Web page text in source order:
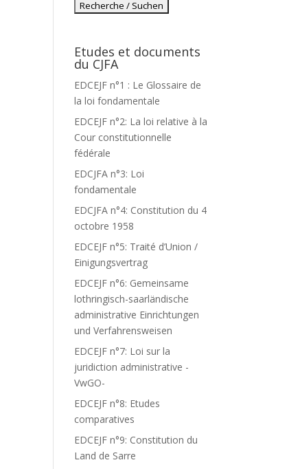
Etudes et documents
du CJFA
EDCEJF n°1 : Le Glossaire de
la loi fondamentale
EDCEJF n°2: La loi relative à la
Cour constitutionnelle
fédérale
EDCJFA n°3: Loi
fondamentale
EDCJFA n°4: Constitution du 4
octobre 1958
EDCEJF n°5: Traité d’Union /
Einigungsvertrag
EDCEJF n°6: Gemeinsame
lothringisch-saarländische
administrative Einrichtungen
und Verfahrensweisen
EDCEJF n°7: Loi sur la
juridiction administrative -
VwGO-
EDCEJF n°8: Etudes
comparatives
EDCEJF n°9: Constitution du
Land de Sarre